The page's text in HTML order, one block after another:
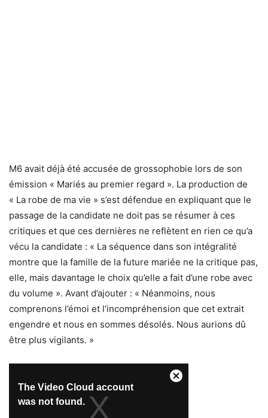
M6 avait déjà été accusée de grossophobie lors de son
émission « Mariés au premier regard ». La production de
« La robe de ma vie » s’est défendue en expliquant que le
passage de la candidate ne doit pas se résumer à ces
critiques et que ces dernières ne reflètent en rien ce qu’a
vécu la candidate : « La séquence dans son intégralité
montre que la famille de la future mariée ne la critique pas,
elle, mais davantage le choix qu’elle a fait d’une robe avec
du volume ». Avant d’ajouter : « Néanmoins, nous
comprenons l’émoi et l’incompréhension que cet extrait
engendre et nous en sommes désolés. Nous aurions dû
être plus vigilants. »